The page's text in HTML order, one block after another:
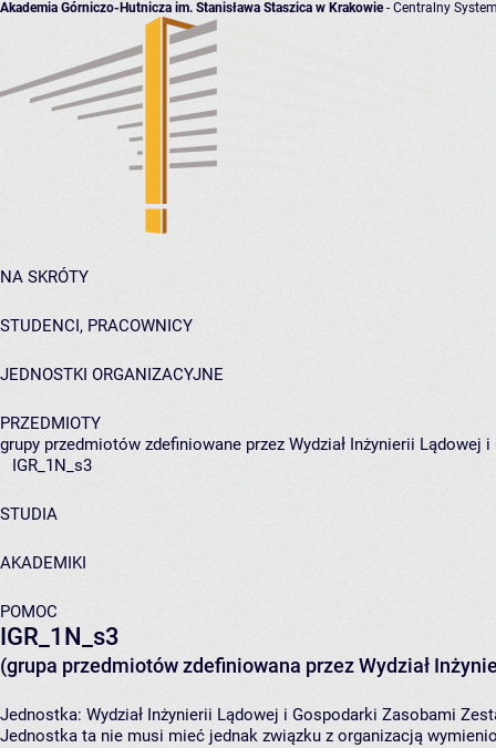
Akademia Górniczo-Hutnicza im. Stanisława Staszica w Krakowie- Centralny
NA SKRÓTY
STUDENCI, PRACOWNICY
JEDNOSTKI ORGANIZACYJNE
PRZEDMIOTY
grupy przedmiotów zdefiniowane przez Wydział Inżynierii Lądowej
IGR_1N_s3
STUDIA
AKADEMIKI
POMOC
IGR_1N_s3
(grupa przedmiotów zdefiniowana przez Wydział
Jednostka: Wydział Inżynierii Lądowej i Gospodarki Zasobami
Jednostka ta nie musi mieć jednak związku z organizacją